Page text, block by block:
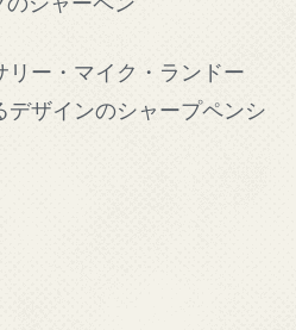
ー・マイク・ランドー
デザインのシャープペンシ